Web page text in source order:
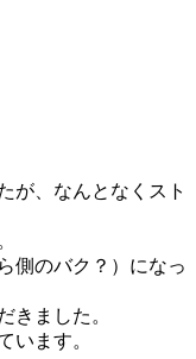
が、なんとなくスト
側のバク？）になっ
きました。
います。